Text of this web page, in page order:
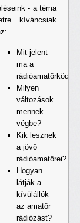
- a téma
kíváncsiak
Mit jelent
ma a
Milyen
változások
mennek
végbe?
Kik lesznek
a jövő
rádióamatőrei?
Hogyan
látják a
kívülállók
az amatőr
rádiózást?